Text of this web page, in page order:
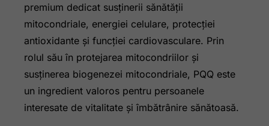
premium dedicat susținerii sănătății
mitocondriale, energiei celulare, protecției
antioxidante și funcției cardiovasculare. Prin
rolul său în protejarea mitocondriilor și
susținerea biogenezei mitocondriale, PQQ este
un ingredient valoros pentru persoanele
interesate de vitalitate și îmbătrânire sănătoasă.